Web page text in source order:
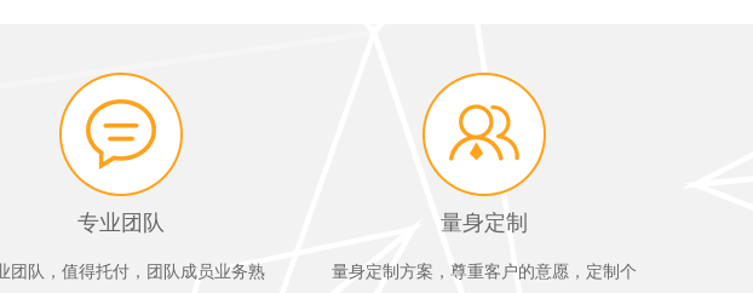
专业团队
团队，值得托付，团队成员业务熟
量身定制
量身定制方案，尊重客户的意愿，定制个